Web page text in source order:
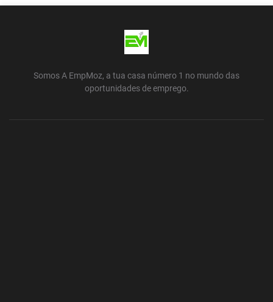
Somos A EmpMoz, a tua casa número 1 no mundo das
oportunidades de emprego.